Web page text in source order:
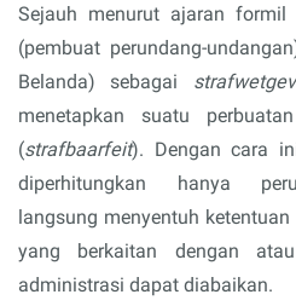
Sejauh menurut ajaran
(pembuat perundang-
Belanda) sebagai
menetapkan suatu
(strafbaarfeit). Dengan cara
diperhitungkan hanya
langsung menyentuh
yang berkaitan dengan
administrasi dapat diabaikan.